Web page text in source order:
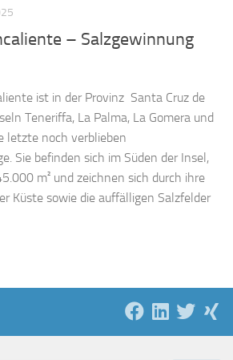
– Salzgewinnung
ist in der Provinz Santa Cruz de
Teneriffa, La Palma, La Gomera und
letzte noch verblieben
Sie befinden sich im Süden der Insel,
m² und zeichnen sich durch ihre
Küste sowie die auffälligen Salzfelder